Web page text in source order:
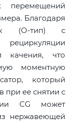
перемещений
Благодаря
(О-тип) с
качения, что
моментную
который
при ее снятии с
CG может
нержавеющей